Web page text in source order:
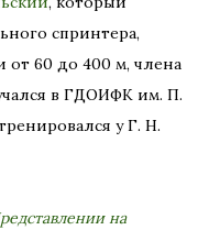
спринтера,
от 60 до 400 м, члена
в ГДОИФК им. П.
у Г. Н.
на